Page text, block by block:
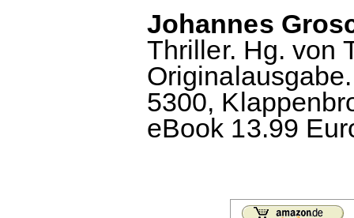
Johannes
Thriller. Hg. von
5300,
eBook 13.99